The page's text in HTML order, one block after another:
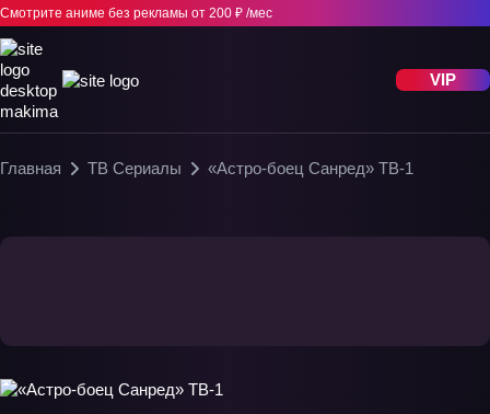
Смотрите аниме без рекламы от 200 ₽ /мес
VIP
Главная ТВ Сериалы «Астро-боец Санред» ТВ-1